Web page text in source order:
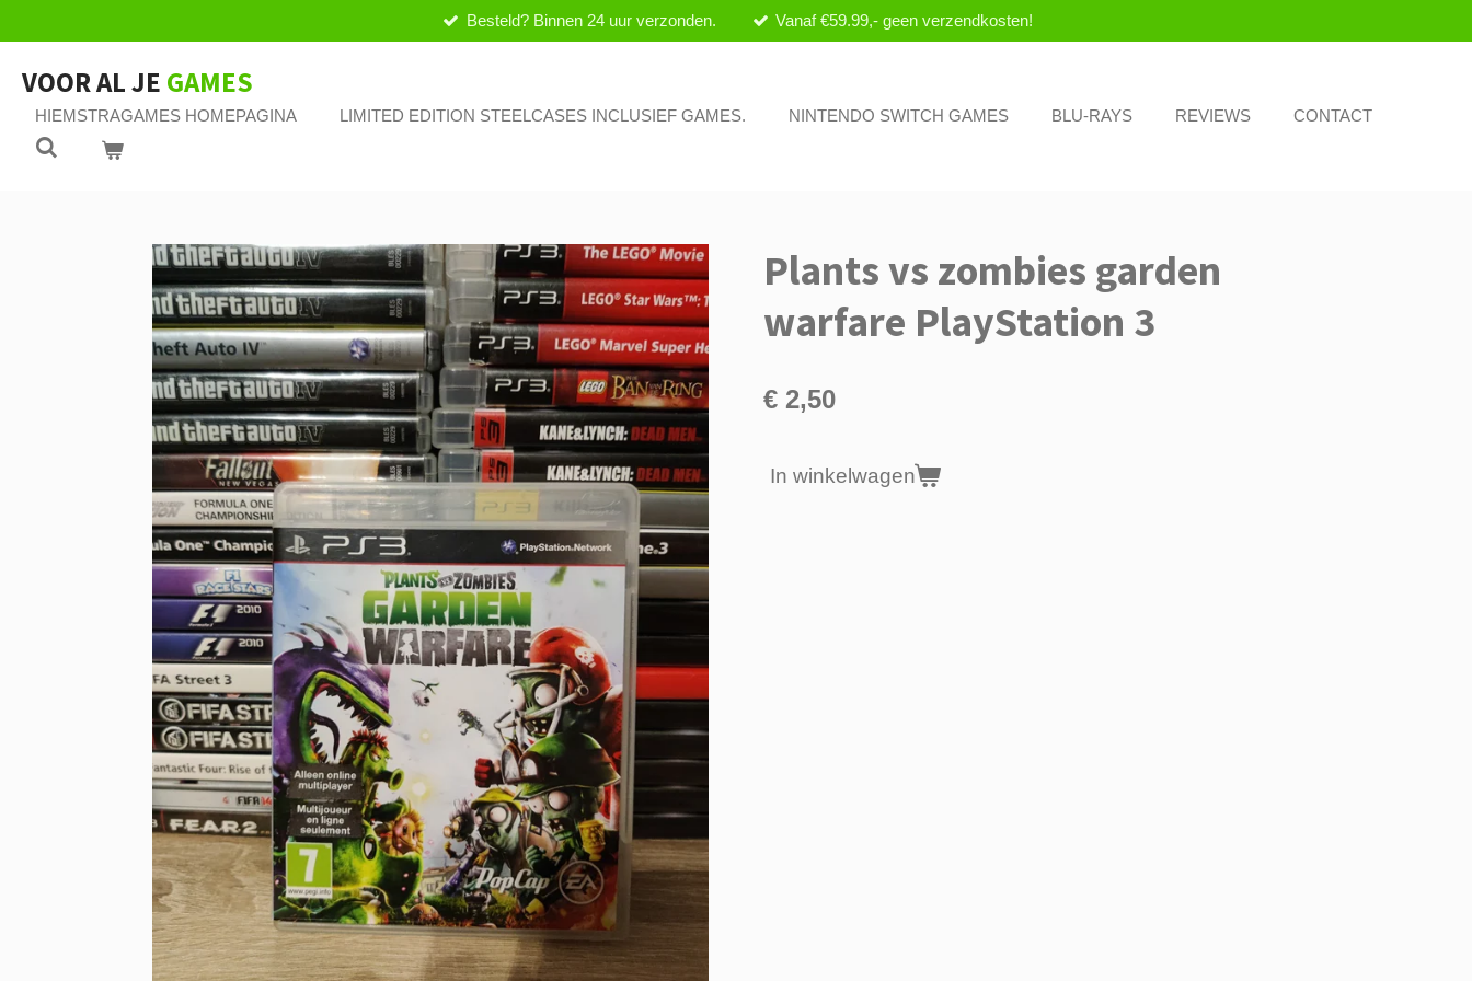
direct
naar
de
hoofdinhoud
Besteld? Binnen 24 uur verzonden. Vanaf €59.99,- geen verzendkosten!
VOOR AL JE GAMES
HIEMSTRAGAMES HOMEPAGINA LIMITED EDITION STEELCASES INCLUSIEF GAMES. NINTENDO SWITCH GAMES BLU-RAYS REVIEWS CONTACT
Plants vs zombies garden
warfare PlayStation 3
€ 2,50
In winkelwagen